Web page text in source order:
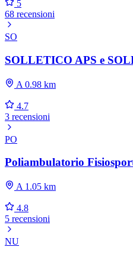
5
68 recensioni
SO
SOLLETICO APS e
A 0.98 km
4.7
3 recensioni
PO
Poliambulatorio
A 1.05 km
4.8
5 recensioni
NU